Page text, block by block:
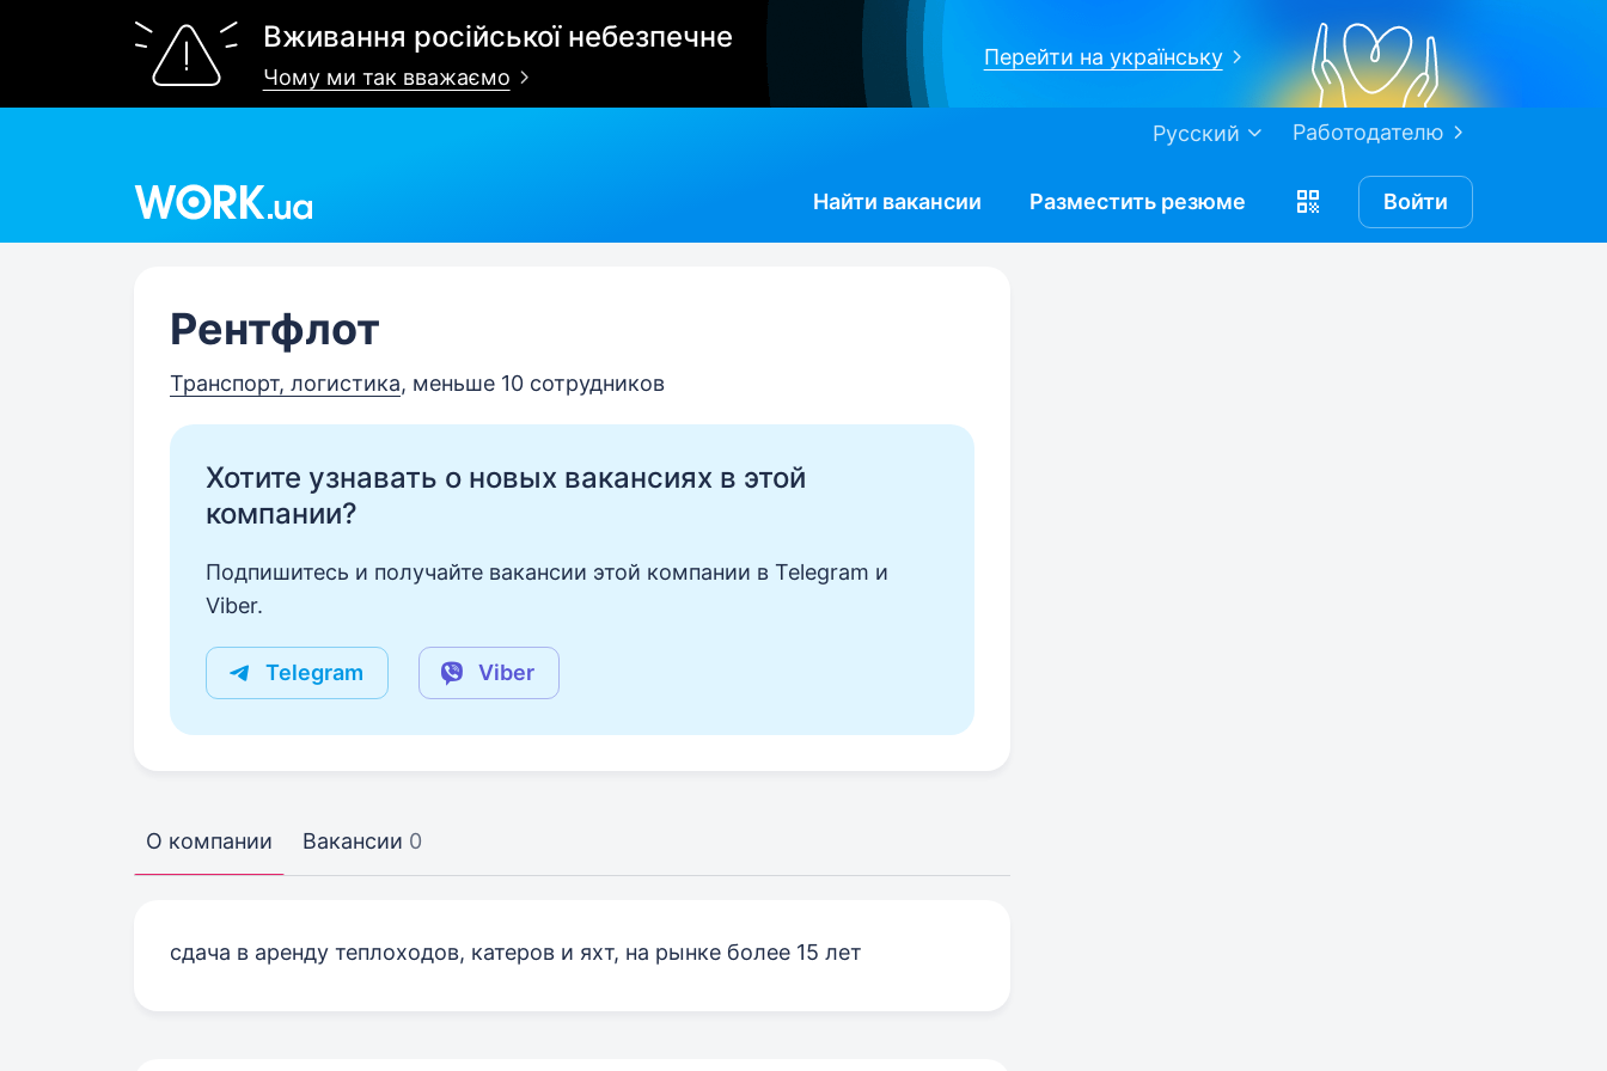
Вживання російської небезпечне
Чому ми так вважаємо
Перейти на українську
Работодателю
Русский
Найти вакансии Разместить резюме Войти
Рентфлот
Транспорт, логистика, меньше 10 сотрудников
Хотите узнавать о новых вакансиях в этой
компании?
Подпишитесь и получайте вакансии этой компании в Telegram и
Viber.
Telegram Viber
О компании Вакансии 0
сдача в аренду теплоходов, катеров и яхт, на рынке более 15 лет